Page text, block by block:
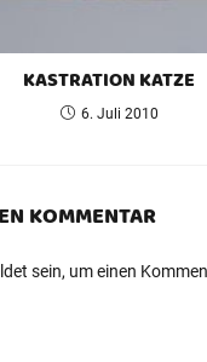
KASTRATION KATZE
6. Juli 2010
KOMMENTAR
sein, um einen